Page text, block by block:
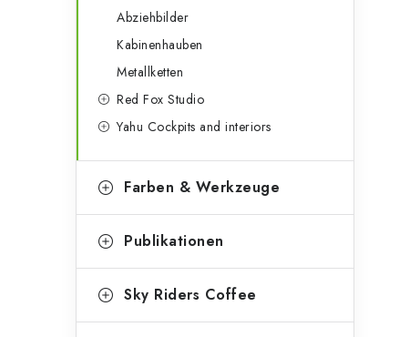
Abziehbilder
Kabinenhauben
Metallketten
Red Fox Studio
Yahu Cockpits and interiors
Farben & Werkzeuge
Publikationen
Sky Riders Coffee